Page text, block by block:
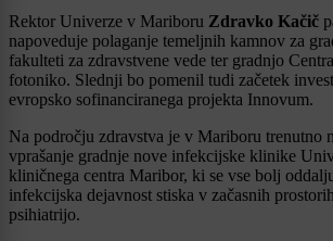
Rektor Univerze v Mariboru Zdravko Kačič
napoveduje polaganje temeljnih kamnov za
fakulteti za zdravstvene vede ter gradnjo
fotoniko. Slednji bo pomenil tudi začetek
evropsko sofinanciranega projekta Innovum.
Na področju zdravstva je v Mariboru trenutno
vprašanje gradnje nove infekcijske klinike
kliničnega centra Maribor, ki se vse bolj
infekcijska dejavnost stiska v začasnih
psihiatrijo.